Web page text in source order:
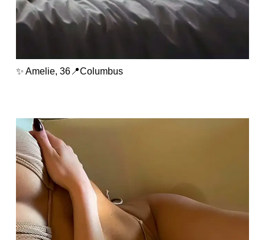
✨ Amelie, 36📍Columbus